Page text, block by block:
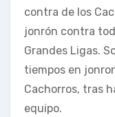
contra de los
jonrón contra
Grandes Ligas.
tiempos en
Cachorros, tras
equipo.